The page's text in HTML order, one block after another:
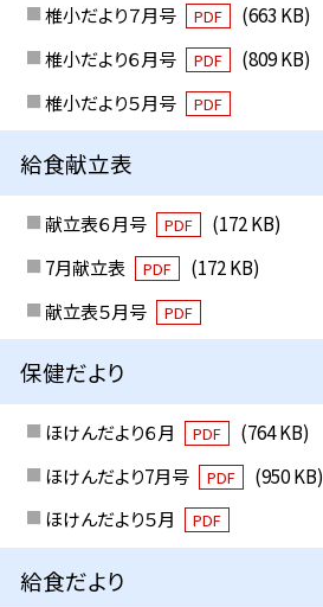
椎小だより７月号 PDF
(663 KB)
椎小だより６月号
PDF
(809 KB)
椎小だより５月号
PDF
給食献立表
献立表６月号 PDF
(172 KB)
7月献立表
PDF
(172 KB)
献立表５月号
PDF
保健だより
ほけんだより６月 PDF
(764 KB)
ほけんだより7月号
PDF
(950 KB)
ほけんだより５月
PDF
給食だより